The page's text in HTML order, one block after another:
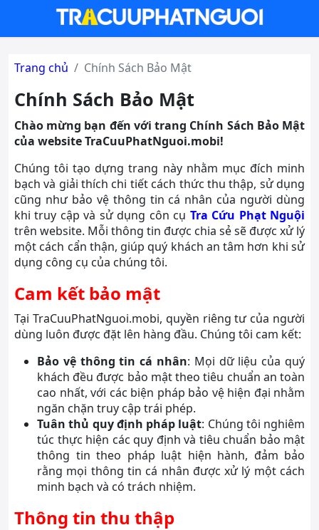
Trang chủ Chính Sách Bảo Mật
Chính Sách Bảo Mật
Chào mừng bạn đến với trang Chính Sách Bảo Mật
của website TraCuuPhatNguoi.mobi!
Chúng tôi tạo dựng trang này nhằm mục đích minh
bạch và giải thích chi tiết cách thức thu thập, sử dụng
cũng như bảo vệ thông tin cá nhân của người dùng
khi truy cập và sử dụng côn cụ Tra Cứu Phạt Nguội
trên website. Mỗi thông tin được chia sẻ sẽ được xử lý
một cách cẩn thận, giúp quý khách an tâm hơn khi sử
dụng công cụ của chúng tôi.
Cam kết bảo mật
Tại TraCuuPhatNguoi.mobi, quyền riêng tư của người
dùng luôn được đặt lên hàng đầu. Chúng tôi cam kết:
Bảo vệ thông tin cá nhân: Mọi dữ liệu của quý
khách đều được bảo mật theo tiêu chuẩn an toàn
cao nhất, với các biện pháp bảo vệ hiện đại nhằm
ngăn chặn truy cập trái phép.
Tuân thủ quy định pháp luật: Chúng tôi nghiêm
túc thực hiện các quy định và tiêu chuẩn bảo mật
thông tin theo pháp luật hiện hành, đảm bảo
rằng mọi thông tin cá nhân được xử lý một cách
minh bạch và có trách nhiệm.
Thông tin thu thập